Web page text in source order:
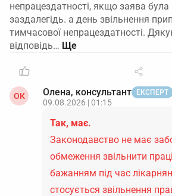
непрацездатності, якщо заява
заздалегідь. а день звільнення
тимчасової непрацездатності.
відповідь…
ОК Олена, консультант ЕКСПЕРТ
09.08.2026 | 01:15
Так, має.
Законодавство не має
обмеження звільнити
бажанням під час
стосується звільнення